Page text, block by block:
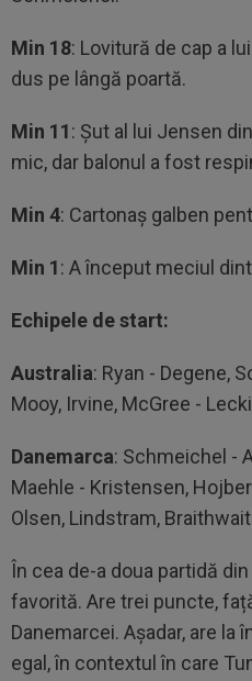
Min 18: Lovitură de cap a
dus pe lângă poartă.
Min 11: Șut al lui Jensen
mic, dar balonul a fost
Min 4: Cartonaș galben
Min 1: A început meciul
Echipele de start:
Australia: Ryan - Degene,
Mooy, Irvine, McGree -
Danemarca: Schmeichel -
Maehle - Kristensen,
Olsen, Lindstram,
În cea de-a doua partidă
favorită. Are trei puncte,
Danemarcei. Așadar, are la
egal, în contextul în care